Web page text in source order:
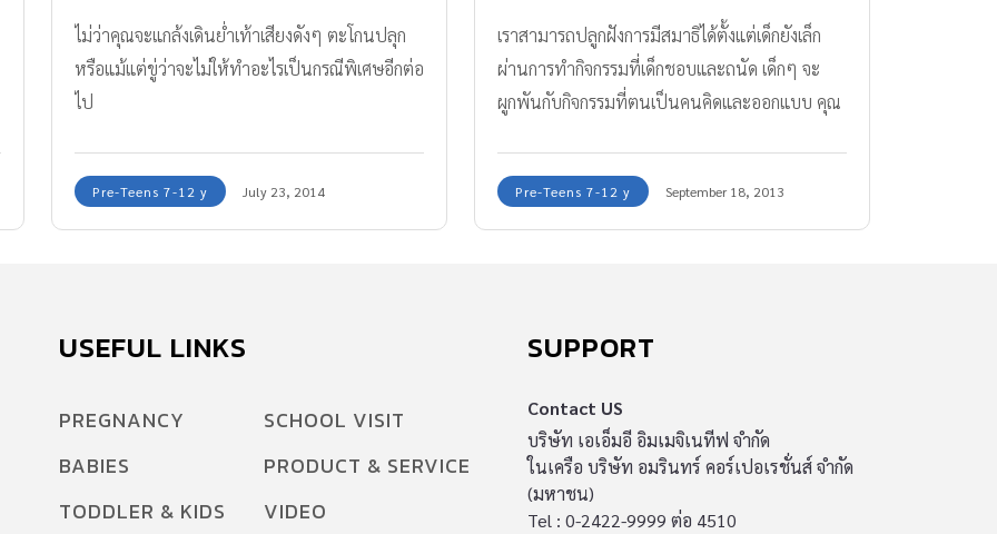
ไม่ว่าคุณจะแกล้งเดินย่ำเท้าเสียงดังๆ ตะโกนปลุก
หรือแม้แต่ขู่ว่าจะไม่ให้ทำอะไรเป็นกรณีพิเศษอีกต่อ
ไป
Pre-Teens 7-12 y July 23, 2014
เราสามารถปลูกฝังการมีสมาธิได้ตั้งแต่เด็กยังเล็ก
ผ่านการทำกิจกรรมที่เด็กชอบและถนัด เด็กๆ จะ
ผูกพันกับกิจกรรมที่ตนเป็นคนคิดและออกแบบ คุณ
Pre-Teens 7-12 y September 18, 2013
USEFUL LINKS
PREGNANCY
BABIES
TODDLER & KIDS
SCHOOL VISIT
PRODUCT & SERVICE
VIDEO
SUPPORT
Contact US
บริษัท เอเอ็มอี อิมเมจิเนทีฟ จำกัด
ในเครือ บริษัท อมรินทร์ คอร์เปอเรชั่นส์ จำกัด
(มหาชน)
Tel : 0-2422-9999 ต่อ 4510